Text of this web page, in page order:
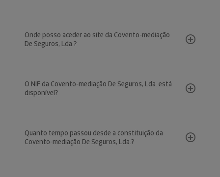
Onde posso aceder ao site da Covento-mediação
De Seguros, Lda.?
O NIF da Covento-mediação De Seguros, Lda. está
disponível?
Quanto tempo passou desde a constituição da
Covento-mediação De Seguros, Lda.?